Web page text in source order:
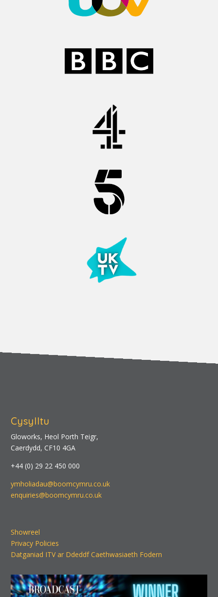
Cysylltu
Gloworks, Heol Porth Teigr,
Caerdydd, CF10 4GA
+44 (0) 29 22 450 000
ymholiadau@boomcymru.co.uk
enquiries@boomcymru.co.uk
Showreel
Privacy Policies
Datganiad ITV ar Ddeddf Caethwasiaeth Fodern